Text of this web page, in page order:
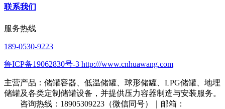
联系我们
服务热线
189-0530-9223
鲁ICP备19062830号-3 http:///www.cnhuawang.com
主营产品：储罐容器、低温储罐、球形储罐、LPG储罐、地埋
储罐及各类定制储罐设备，并提供压力容器制造与安装服务。
咨询热线：18905309223（微信同号）｜邮箱：